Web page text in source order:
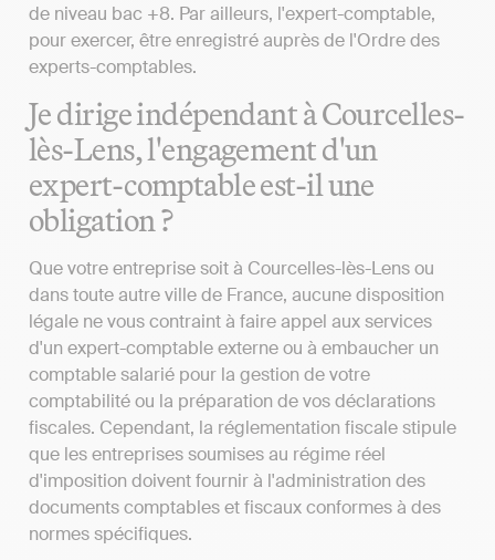
de niveau bac +8. Par ailleurs, l'expert-comptable,
pour exercer, être enregistré auprès de l'Ordre des
experts-comptables.
Je dirige indépendant à Courcelles-
lès-Lens, l'engagement d'un
expert-comptable est-il une
obligation ?
Que votre entreprise soit à Courcelles-lès-Lens ou
dans toute autre ville de France, aucune disposition
légale ne vous contraint à faire appel aux services
d'un expert-comptable externe ou à embaucher un
comptable salarié pour la gestion de votre
comptabilité ou la préparation de vos déclarations
fiscales. Cependant, la réglementation fiscale stipule
que les entreprises soumises au régime réel
d'imposition doivent fournir à l'administration des
documents comptables et fiscaux conformes à des
normes spécifiques.